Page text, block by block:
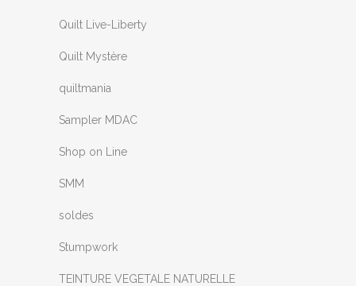
Quilt Live-Liberty
Quilt Mystère
quiltmania
Sampler MDAC
Shop on Line
SMM
soldes
Stumpwork
TEINTURE VEGETALE NATURELLE